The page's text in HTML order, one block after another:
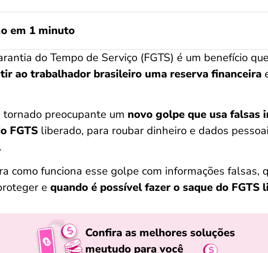
em 1 minuto
do Tempo de Serviço (FGTS) é um benefício
ao trabalhador brasileiro uma reserva financeira
tornado preocupante um novo golpe que usa falsas
FGTS liberado, para roubar dinheiro e dados
como funciona esse golpe com informações falsas,
e quando é possível fazer o saque do FGTS
Confira as melhores soluções
meutudo para você